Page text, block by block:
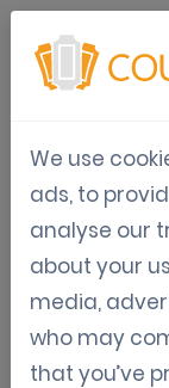
Jan 14, 2026
Tom Hendrix
We use
ads, to
analyse our
about your
media,
who may
that you’ve